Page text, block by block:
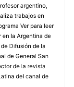
argentino,
trabajos en
Ver para leer
en la Argentina de
Difusión de la
de General San
de la revista
del canal de